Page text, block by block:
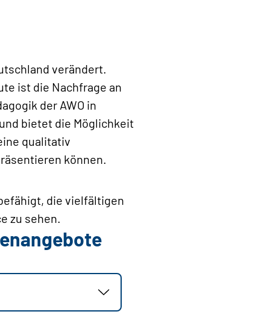
verändert.
ist die Nachfrage an
der AWO in
bietet die Möglichkeit
qualitativ
können.
die vielfältigen
zu sehen.